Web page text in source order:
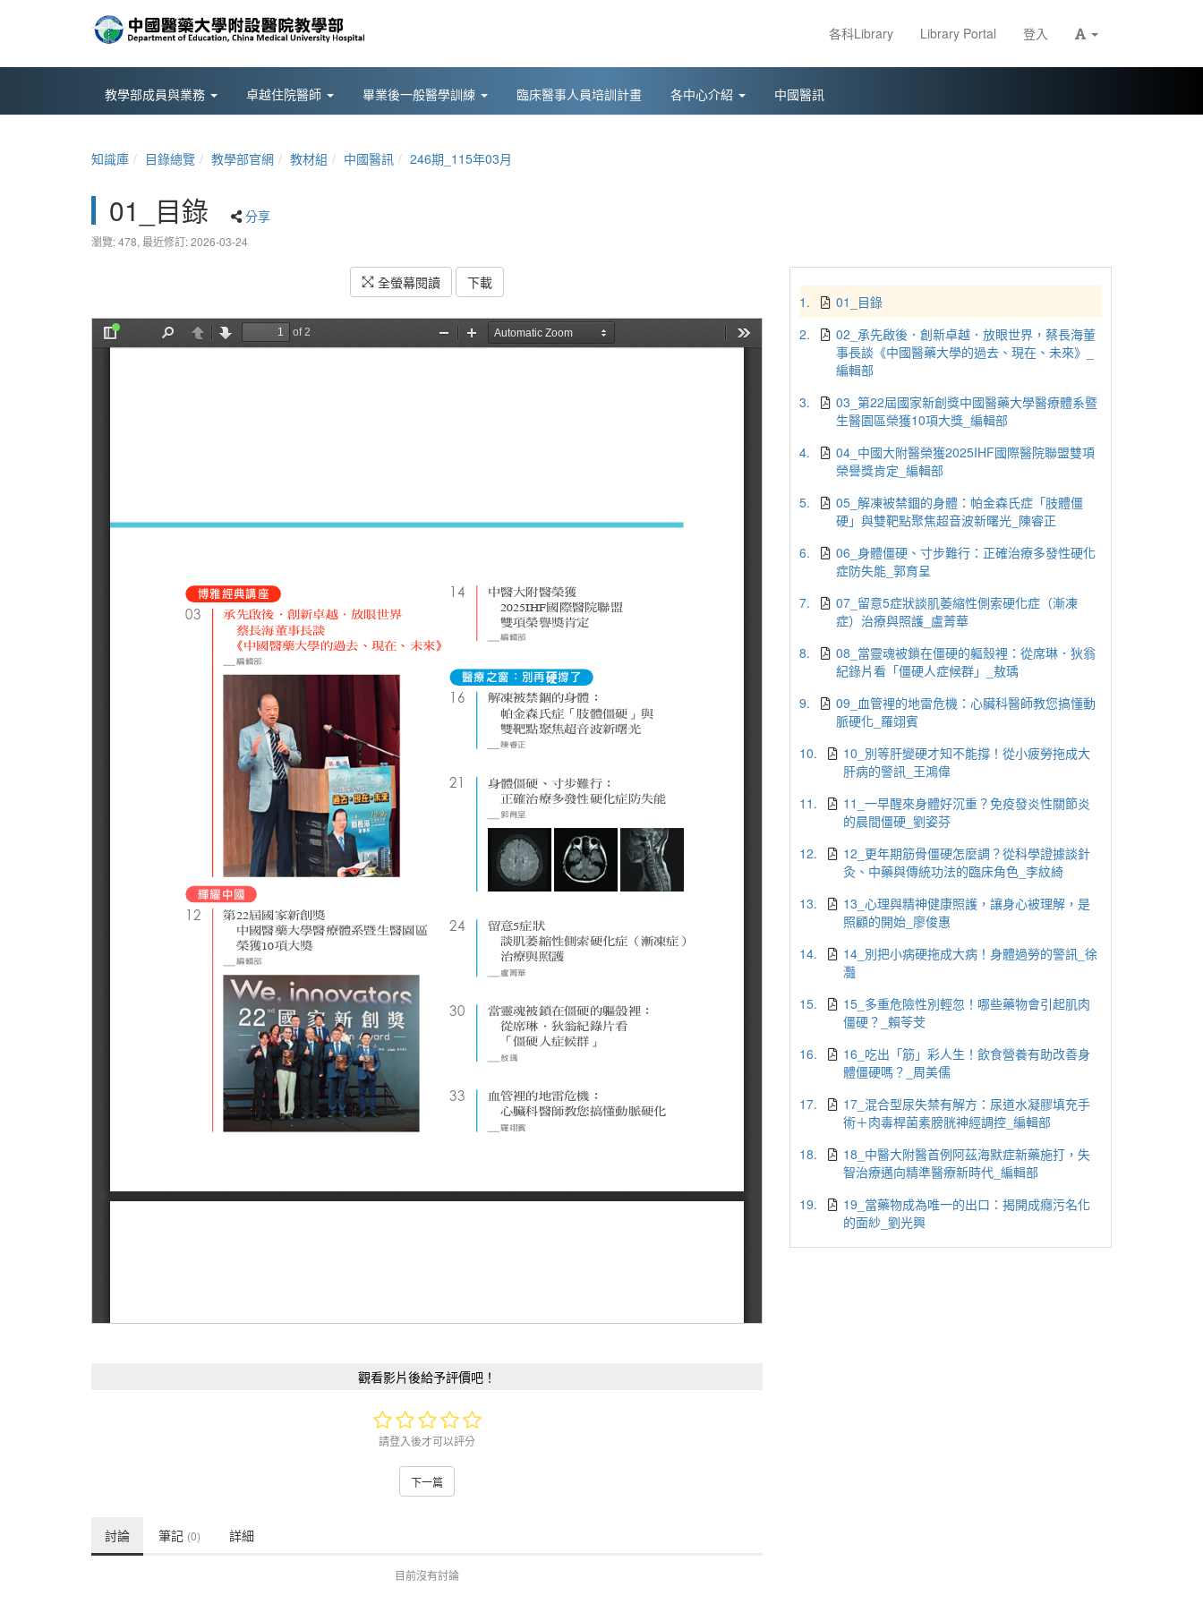
各科Library Library Portal 登入
教學部成員與業務 卓越住院醫師 畢業後一般醫學訓練 臨床醫事人員培訓計畫 各中心介紹 中國醫訊
知識庫 目錄總覽 教學部官網 教材組 中國醫訊 246期_115年03月
01_目錄 分享
瀏覽: 478, 最近修訂: 2026-03-24
全螢幕閱讀 下載
觀看影片後給予評價吧！
請登入後才可以評分
下一篇
討論 筆記 (0) 詳細
目前沒有討論
1.
01_目錄
2.
02_承先啟後．創新卓越．放眼世界，蔡長海董
事長談《中國醫藥大學的過去、現在、未來》_
編輯部
3.
03_第22屆國家新創獎中國醫藥大學醫療體系暨
生醫園區榮獲10項大獎_編輯部
4.
04_中國大附醫榮獲2025IHF國際醫院聯盟雙項
榮譽獎肯定_編輯部
5.
05_解凍被禁錮的身體：帕金森氏症「肢體僵
硬」與雙靶點聚焦超音波新曙光_陳睿正
6.
06_身體僵硬、寸步難行：正確治療多發性硬化
症防失能_郭育呈
7.
07_留意5症狀談肌萎縮性側索硬化症（漸凍
症）治療與照護_盧菁華
8.
08_當靈魂被鎖在僵硬的軀殼裡：從席琳．狄翁
紀錄片看「僵硬人症候群」_敖瑀
9.
09_血管裡的地雷危機：心臟科醫師教您搞懂動
脈硬化_羅翊賓
10.
10_別等肝變硬才知不能撐！從小疲勞拖成大
肝病的警訊_王鴻偉
11.
11_一早醒來身體好沉重？免疫發炎性關節炎
的晨間僵硬_劉姿芬
12.
12_更年期筋骨僵硬怎麼調？從科學證據談針
灸、中藥與傳統功法的臨床角色_李紋綺
13.
13_心理與精神健康照護，讓身心被理解，是
照顧的開始_廖俊惠
14.
14_別把小病硬拖成大病！身體過勞的警訊_徐
灩
15.
15_多重危險性別輕忽！哪些藥物會引起肌肉
僵硬？_賴苓芠
16.
16_吃出「筋」彩人生！飲食營養有助改善身
體僵硬嗎？_周美儒
17.
17_混合型尿失禁有解方：尿道水凝膠填充手
術＋肉毒桿菌素膀胱神經調控_編輯部
18.
18_中醫大附醫首例阿茲海默症新藥施打，失
智治療邁向精準醫療新時代_編輯部
19.
19_當藥物成為唯一的出口：揭開成癮污名化
的面紗_劉光興